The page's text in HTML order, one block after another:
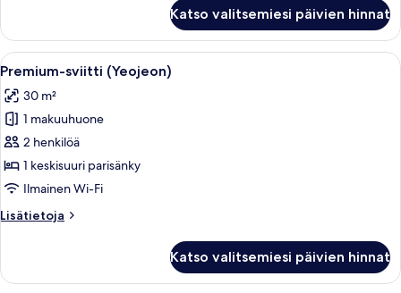
(Challa)
Katso valitsemiesi päivien hinnat
Avaa
kaikki
huonetyypin
Premium-
sviitti
(Yeojeon)
kuvat
Perinteinen japanilainen rakennus,
10
Premium-sviitti (Yeojeon)
30 m²
1 makuuhuone
2 henkilöä
1 keskisuuri parisänky
Ilmainen Wi-Fi
Lisätietoja
Lisätietoja
(Yeojeon)
Katso valitsemiesi päivien hinnat